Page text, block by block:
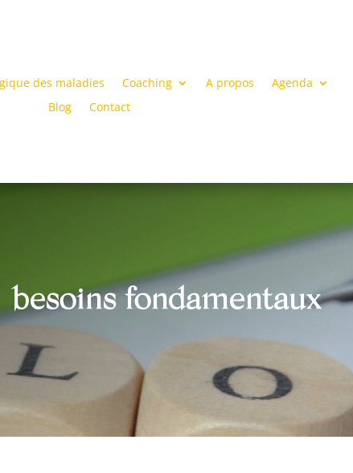
des maladies Coaching A propos
Agenda
Blog
Contact
besoins fondamentaux